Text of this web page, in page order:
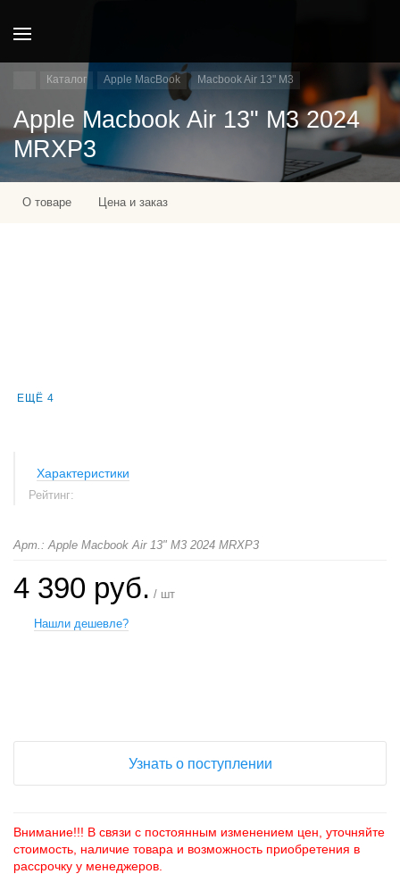
Каталог Apple MacBook Macbook Air 13" M3
Apple Macbook Air 13" M3 2024
MRXP3
О товаре Цена и заказ
ЕЩЁ 4
Характеристики
Рейтинг:
Арт.: Apple Macbook Air 13" M3 2024 MRXP3
4 390 руб. / шт
Нашли дешевле?
Узнать о поступлении
Внимание!!! В связи с постоянным изменением цен, уточняйте
стоимость, наличие товара и возможность приобретения в
рассрочку у менеджеров.